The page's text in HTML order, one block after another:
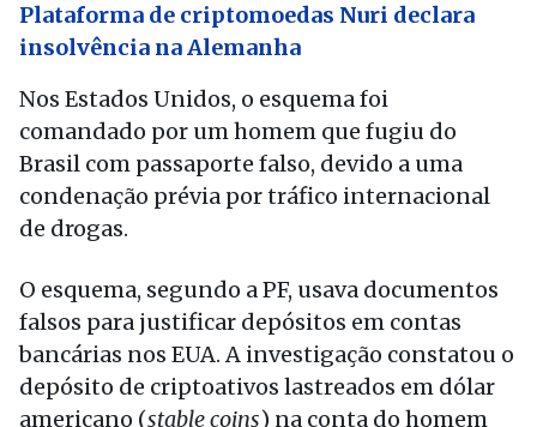
Plataforma de criptomoedas Nuri declara
insolvência na Alemanha
Nos Estados Unidos, o esquema foi
comandado por um homem que fugiu do
Brasil com passaporte falso, devido a uma
condenação prévia por tráfico internacional
de drogas.
O esquema, segundo a PF, usava documentos
falsos para justificar depósitos em contas
bancárias nos EUA. A investigação constatou o
depósito de criptoativos lastreados em dólar
americano (stable coins) na conta do homem